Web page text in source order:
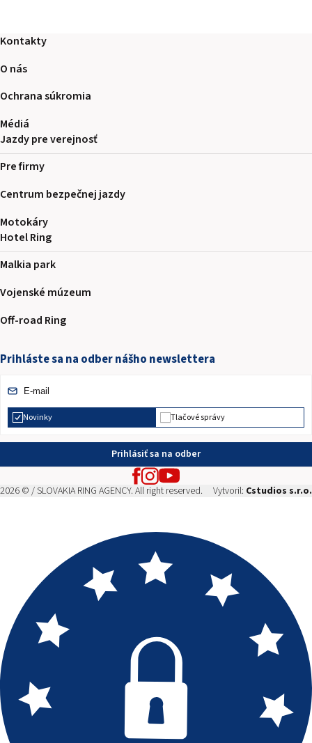
Kontakty
O nás
Ochrana súkromia
Médiá
Jazdy pre verejnosť
Pre firmy
Centrum bezpečnej jazdy
Motokáry
Hotel Ring
Malkia park
Vojenské múzeum
Off-road Ring
Prihláste sa na odber nášho newslettera
Novinky Tlačové správy
Prihlásiť sa na odber
2026 © / SLOVAKIA RING AGENCY. All right reserved. Vytvoril: Cstudios s.r.o.